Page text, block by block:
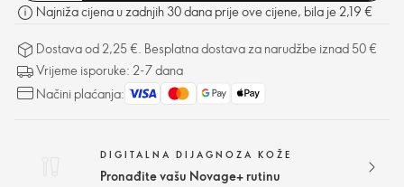
Najniža cijena u zadnjih 30 dana prije ove cijene, bila je 2,19 €
Dostava od 2,25 €. Besplatna dostava za narudžbe iznad 50 €
Vrijeme isporuke: 2-7 dana
Načini plaćanja:
DIGITALNA DIJAGNOZA KOŽE
Pronađite vašu Novage+ rutinu